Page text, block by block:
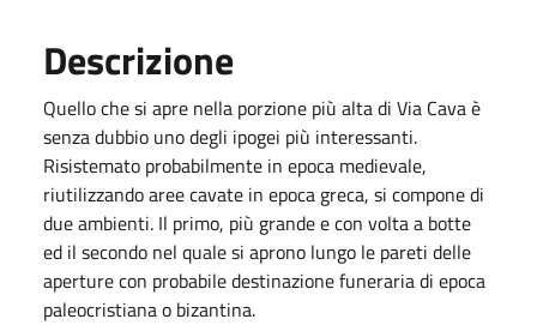
Descrizione
Quello che si apre nella porzione più alta di Via Cava è
senza dubbio uno degli ipogei più interessanti.
Risistemato probabilmente in epoca medievale,
riutilizzando aree cavate in epoca greca, si compone di
due ambienti. Il primo, più grande e con volta a botte
ed il secondo nel quale si aprono lungo le pareti delle
aperture con probabile destinazione funeraria di epoca
paleocristiana o bizantina.